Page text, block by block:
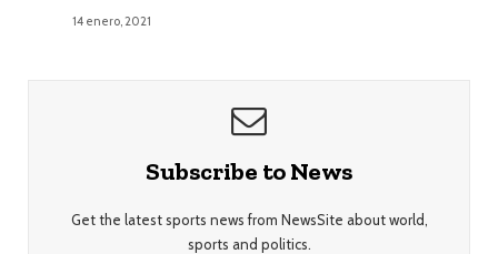
14 enero, 2021
Subscribe to News
Get the latest sports news from NewsSite about world,
sports and politics.